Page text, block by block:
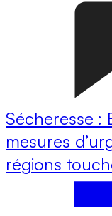
Sécheresse :
mesures
régions